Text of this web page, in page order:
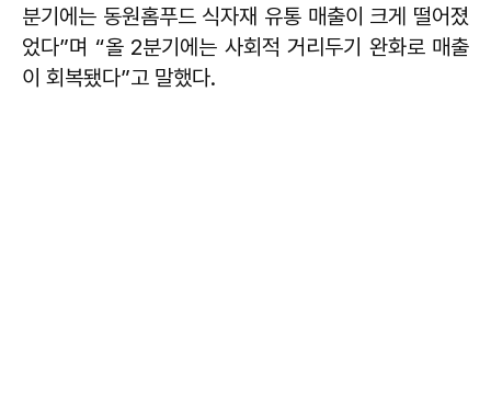
분기에는 동원홈푸드 식자재 유통 매출이 크게 떨어졌
었다”며 “올 2분기에는 사회적 거리두기 완화로 매출
이 회복됐다”고 말했다.